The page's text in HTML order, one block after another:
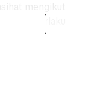
yang berlaku